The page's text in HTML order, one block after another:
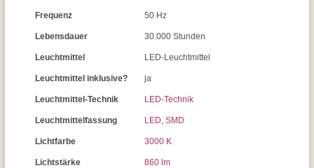
Frequenz 50 Hz
Lebensdauer 30.000 Stunden
Leuchtmittel LED-Leuchtmittel
Leuchtmittel inklusive? ja
Leuchtmittel-Technik LED-Technik
Leuchtmittelfassung LED, SMD
Lichtfarbe 3000 K
Lichtstärke 860 lm